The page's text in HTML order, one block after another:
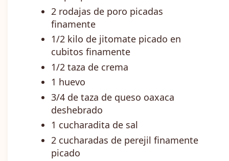
2 rodajas de poro picadas
finamente
1/2 kilo de jitomate picado en
cubitos finamente
1/2 taza de crema
1 huevo
3/4 de taza de queso oaxaca
deshebrado
1 cucharadita de sal
2 cucharadas de perejil finamente
picado